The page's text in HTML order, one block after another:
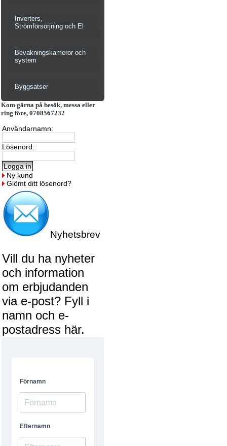
Inverters,
Strömförsörjning och El
Bevakningskameror och
system
Byggsatser
Kom gärna på besök, messa eller
ring före, 0708567232
Användarnamn:
Lösenord:
Ny kund
Glömt ditt lösenord?
Nyhetsbrev
Vill du ha nyheter
och information
om erbjudanden
via e-post? Fyll i
namn och e-
postadress här.